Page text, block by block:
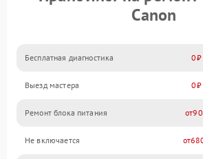
Canon
Бесплатная диагностика 0
Выезд мастера 0
Ремонт блока питания 90
Не включается